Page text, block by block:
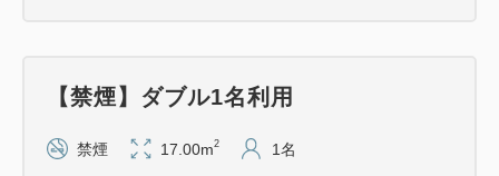
【禁煙】ダブル1名利用
禁煙 17.00m2 1名